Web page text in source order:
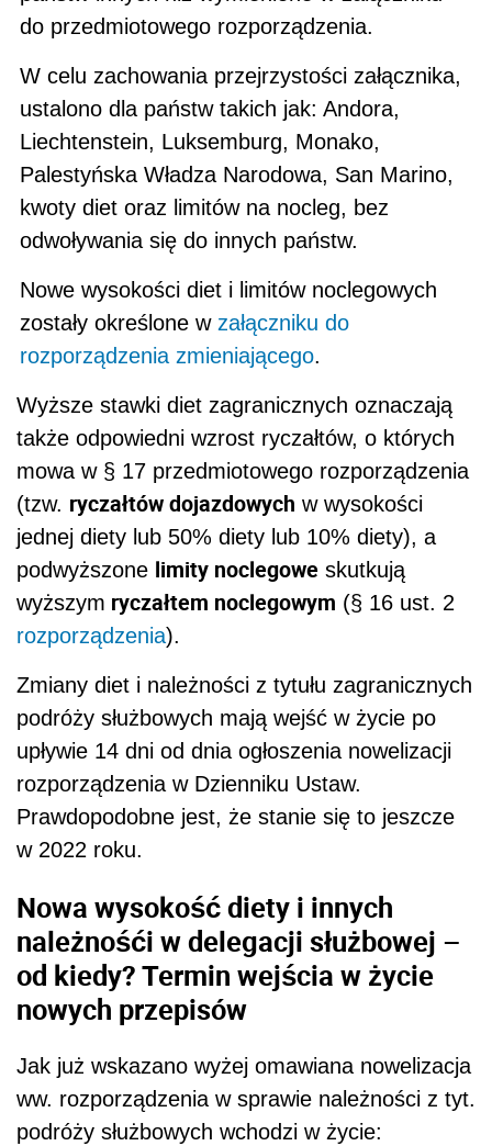
do przedmiotowego rozporządzenia.
W celu zachowania przejrzystości załącznika,
ustalono dla państw takich jak: Andora,
Liechtenstein, Luksemburg, Monako,
Palestyńska Władza Narodowa, San Marino,
kwoty diet oraz limitów na nocleg, bez
odwoływania się do innych państw.
Nowe wysokości diet i limitów noclegowych
zostały określone w załączniku do
rozporządzenia zmieniającego.
Wyższe stawki diet zagranicznych oznaczają
także odpowiedni wzrost ryczałtów, o których
mowa w § 17 przedmiotowego rozporządzenia
(tzw. ryczałtów dojazdowych w wysokości
jednej diety lub 50% diety lub 10% diety), a
podwyższone limity noclegowe skutkują
wyższym ryczałtem noclegowym (§ 16 ust. 2
rozporządzenia).
Zmiany diet i należności z tytułu zagranicznych
podróży służbowych mają wejść w życie po
upływie 14 dni od dnia ogłoszenia nowelizacji
rozporządzenia w Dzienniku Ustaw.
Prawdopodobne jest, że stanie się to jeszcze
w 2022 roku.
Nowa wysokość diety i innych
należnośći w delegacji służbowej –
od kiedy? Termin wejścia w życie
nowych przepisów
Jak już wskazano wyżej omawiana nowelizacja
ww. rozporządzenia w sprawie należności z tyt.
podróży służbowych wchodzi w życie: